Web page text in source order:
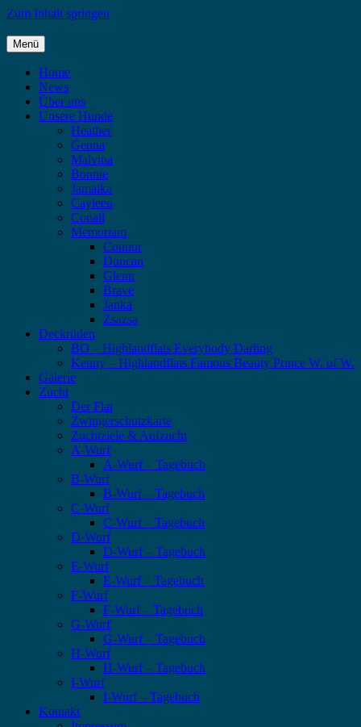
Zum Inhalt springen
Highlandflats – Flat Coated Retriever
Menü
Home
News
Über uns
Unsere Hunde
Heather
Genna
Malvina
Bonnie
Jamaika
Cayleen
Conall
Memoriam
Connor
Duncan
Glenn
Brave
Janka
Zsazsa
Deckrüden
BO – Highlandflats Everybody Darling
Kenny – Highlandflats Famous Beauty Prince W. of W.
Galerie
Zucht
Der Flat
Zwingerschutzkarte
Zuchtziele & Aufzucht
A-Wurf
A-Wurf – Tagebuch
B-Wurf
B-Wurf – Tagebuch
C-Wurf
C-Wurf – Tagebuch
D-Wurf
D-Wurf – Tagebuch
E-Wurf
E-Wurf – Tagebuch
F-Wurf
F-Wurf – Tagebuch
G-Wurf
G-Wurf – Tagebuch
H-Wurf
H-Wurf – Tagebuch
I-Wurf
I-Wurf – Tagebuch
Kontakt